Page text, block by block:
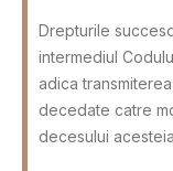
Drepturile
intermediul
adica
decedate catre
decesului